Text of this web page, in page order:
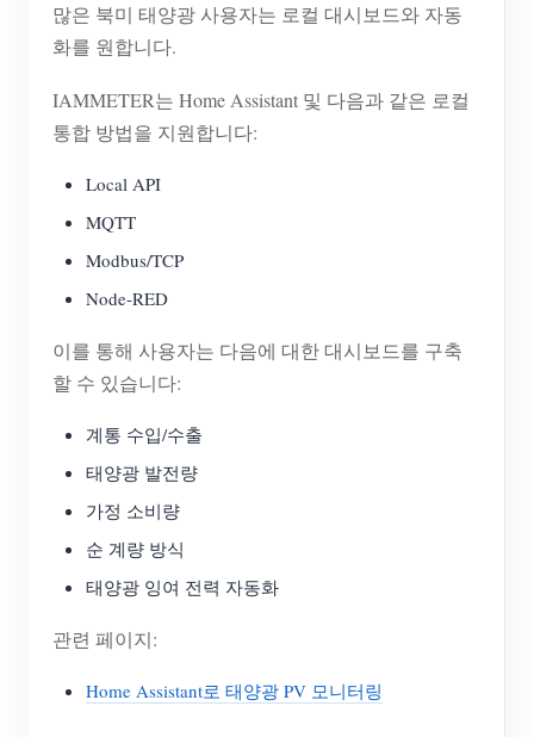
많은 북미 태양광 사용자는 로컬 대시보드와 자동
화를 원합니다.
IAMMETER는 Home Assistant 및 다음과 같은 로컬
통합 방법을 지원합니다:
Local API
MQTT
Modbus/TCP
Node-RED
이를 통해 사용자는 다음에 대한 대시보드를 구축
할 수 있습니다:
계통 수입/수출
태양광 발전량
가정 소비량
순 계량 방식
태양광 잉여 전력 자동화
관련 페이지:
Home Assistant로 태양광 PV 모니터링